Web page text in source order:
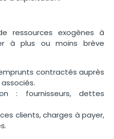
ressources exogènes à
à plus ou moins brève
contractés auprès
: fournisseurs, dettes
clients, charges à payer,